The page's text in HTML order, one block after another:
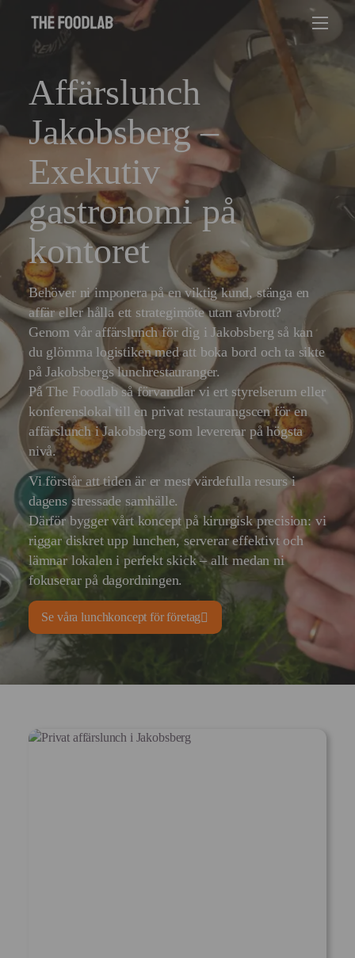
Affärslunch
Jakobsberg –
Exekutiv
gastronomi på
kontoret
Behöver ni imponera på en viktig kund, stänga en
affär eller hålla ett strategimöte utan avbrott?
Genom vår affärslunch för dig i Jakobsberg så kan
du glömma logistiken med att boka bord och ta sikte
på Jakobsbergs lunchrestauranger.
På The Foodlab så förvandlar vi ert styrelserum eller
konferenslokal till en privat restaurangscen för en
affärslunch i Jakobsberg som levererar på högsta
nivå.
Vi förstår att tiden är er mest värdefulla resurs i
dagens stressade samhälle.
Därför bygger vårt koncept på kirurgisk precision: vi
riggar diskret upp lunchen, serverar effektivt och
lämnar lokalen i perfekt skick – allt medan ni
fokuserar på dagordningen.
Se våra lunchkoncept för företag